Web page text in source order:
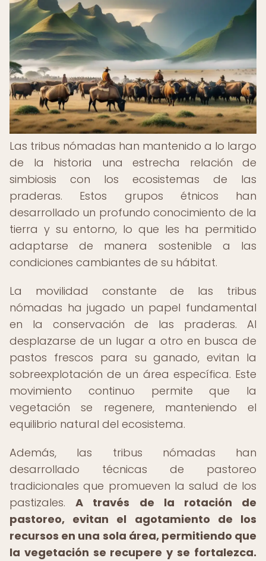
Las tribus nómadas han mantenido a lo largo
de la historia una estrecha relación de
simbiosis con los ecosistemas de las
praderas. Estos grupos étnicos han
desarrollado un profundo conocimiento de la
tierra y su entorno, lo que les ha permitido
adaptarse de manera sostenible a las
condiciones cambiantes de su hábitat.
La movilidad constante de las tribus
nómadas ha jugado un papel fundamental
en la conservación de las praderas. Al
desplazarse de un lugar a otro en busca de
pastos frescos para su ganado, evitan la
sobreexplotación de un área específica. Este
movimiento continuo permite que la
vegetación se regenere, manteniendo el
equilibrio natural del ecosistema.
Además, las tribus nómadas han
desarrollado técnicas de pastoreo
tradicionales que promueven la salud de los
pastizales.A través de la rotación de
pastoreo, evitan el agotamiento de los
recursos en una sola área, permitiendo que
la vegetación se recupere y se fortalezca.